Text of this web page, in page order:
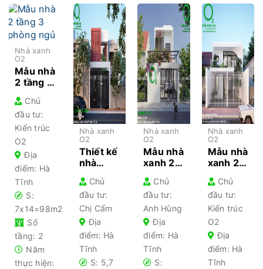
Nhà xanh
O2
Mẫu nhà
2 tầng 3
ngủ
thiết kế
mang
phong
cách
hiện đại,
tối giản
Chủ
đầu tư:
Kiến trúc
O2
Địa
điểm: Hà
Tĩnh
S:
7x14=98m2
Số
tầng: 2
Năm
thực hiện:
Nhà xanh
O2
Thiết kế
nhà
tầng
hiện đại,
tối giản
hoá
công
năng tại
Hà Tĩnh
Chủ
đầu tư:
Chị Cẩm
Địa
điểm: Hà
Tĩnh
S: 5,7
Nhà xanh
O2
Mẫu nhà
xanh 2
6x20m
theo
phong
cách
hiện đại,
tối giản
tại Hà
Tĩnh
Chủ
đầu tư:
Anh Hùng
Địa
điểm: Hà
Tĩnh
S:
Nhà xanh
O2
Mẫu nhà
xanh 2
màu
trắng
nổi bật,
độc đáo
đầy ấn
tượng
Chủ
đầu tư:
Kiến trúc
O2
Địa
điểm: Hà
Tĩnh